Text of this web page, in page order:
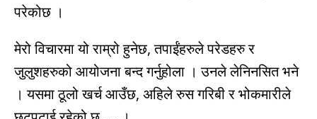
परेकोछ ।
मेरो विचारमा यो राम्रो हुनेछ, तपाईंहरुले परेडहरु र
जुलुशहरुको आयोजना बन्द गर्नुहोला । उनले लेनिनसित भने
। यसमा ठूलो खर्च आउँछ, अहिले रुस गरिबी र भोकमारीले